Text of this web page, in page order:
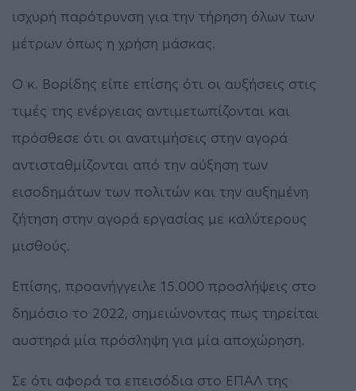
ισχυρή παρότρυνση για την τήρηση όλων των
μέτρων όπως η χρήση μάσκας.
Ο κ. Βορίδης είπε επίσης ότι οι αυξήσεις στις
τιμές της ενέργειας αντιμετωπίζονται και
πρόσθεσε ότι οι ανατιμήσεις στην αγορά
αντισταθμίζονται από την αύξηση των
εισοδημάτων των πολιτών και την αυξημένη
ζήτηση στην αγορά εργασίας με καλύτερους
μισθούς.
Επίσης, προανήγγειλε 15.000 προσλήψεις στο
δημόσιο το 2022, σημειώνοντας πως τηρείται
αυστηρά μία πρόσληψη για μία αποχώρηση.
Σε ότι αφορά τα επεισόδια στο ΕΠΑΛ της